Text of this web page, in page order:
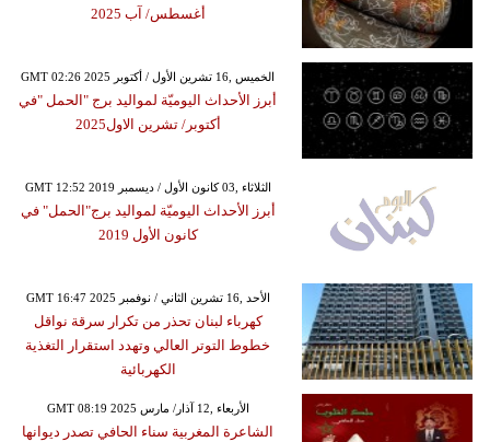
أغسطس/ آب 2025
GMT 02:26 2025 الخميس ,16 تشرين الأول / أكتوبر
أبرز الأحداث اليوميّة لمواليد برج "الحمل "في
أكتوبر/ تشرين الاول2025
GMT 12:52 2019 الثلاثاء ,03 كانون الأول / ديسمبر
أبرز الأحداث اليوميّة لمواليد برج"الحمل" في
كانون الأول 2019
GMT 16:47 2025 الأحد ,16 تشرين الثاني / نوفمبر
كهرباء لبنان تحذر من تكرار سرقة نواقل
خطوط التوتر العالي وتهدد استقرار التغذية
الكهربائية
GMT 08:19 2025 الأربعاء ,12 آذار/ مارس
الشاعرة المغربية سناء الحافي تصدر ديوانها